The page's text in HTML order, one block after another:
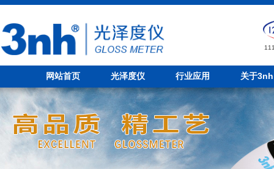
网站首页 光泽度仪 行业应用 关于3nh